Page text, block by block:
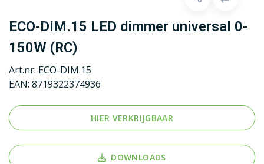
ECO-DIM.15 LED dimmer universal 0-
150W (RC)
Art.nr: ECO-DIM.15
EAN: 8719322374936
HIER VERKRIJGBAAR
DOWNLOADS